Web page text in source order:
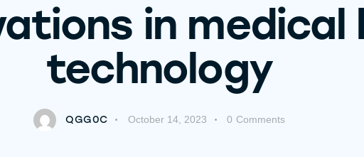
in medical
technology
QGG0C October 14, 2023 0 Comments